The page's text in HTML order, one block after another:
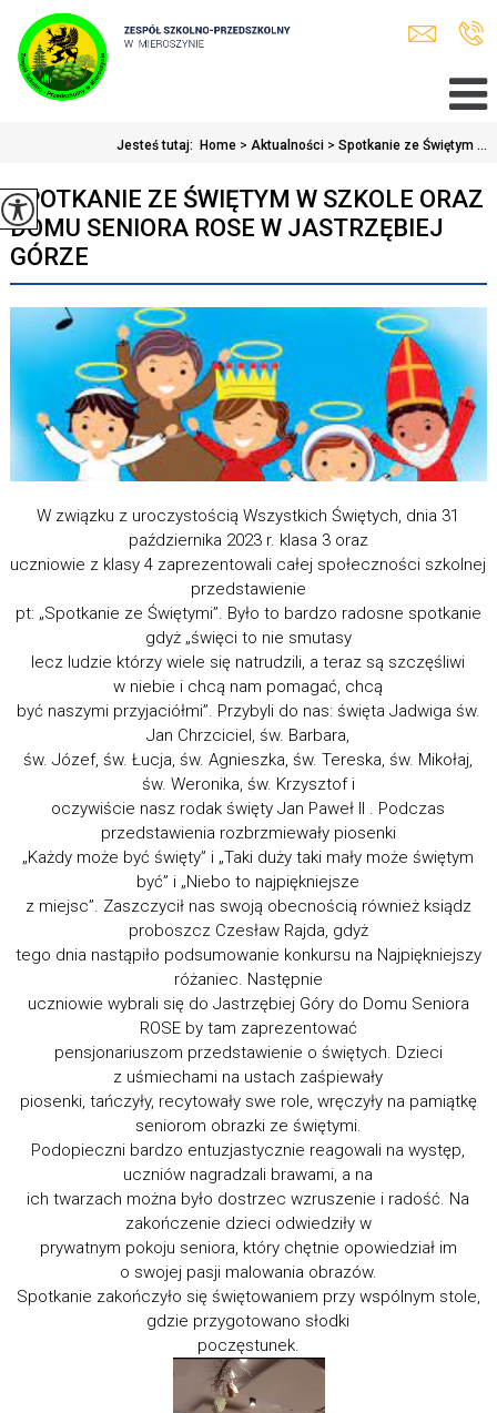
Jesteś tutaj: Home > Aktualności > Spotkanie ze Świętym ...
SPOTKANIE ZE ŚWIĘTYM W SZKOLE ORAZ
DOMU SENIORA ROSE W JASTRZĘBIEJ
GÓRZE
W związku z uroczystością Wszystkich Świętych, dnia 31
października 2023 r. klasa 3 oraz
uczniowie z klasy 4 zaprezentowali całej społeczności szkolnej
przedstawienie
pt: „Spotkanie ze Świętymi”. Było to bardzo radosne spotkanie
gdyż „święci to nie smutasy
lecz ludzie którzy wiele się natrudzili, a teraz są szczęśliwi
w niebie i chcą nam pomagać, chcą
być naszymi przyjaciółmi”. Przybyli do nas: święta Jadwiga św.
Jan Chrzciciel, św. Barbara,
św. Józef, św. Łucja, św. Agnieszka, św. Tereska, św. Mikołaj,
św. Weronika, św. Krzysztof i
oczywiście nasz rodak święty Jan Paweł II . Podczas
przedstawienia rozbrzmiewały piosenki
„Każdy może być święty” i „Taki duży taki mały może świętym
być” i „Niebo to najpiękniejsze
z miejsc”. Zaszczycił nas swoją obecnością również ksiądz
proboszcz Czesław Rajda, gdyż
tego dnia nastąpiło podsumowanie konkursu na Najpiękniejszy
różaniec. Następnie
uczniowie wybrali się do Jastrzębiej Góry do Domu Seniora
ROSE by tam zaprezentować
pensjonariuszom przedstawienie o świętych. Dzieci
z uśmiechami na ustach zaśpiewały
piosenki, tańczyły, recytowały swe role, wręczyły na pamiątkę
seniorom obrazki ze świętymi.
Podopieczni bardzo entuzjastycznie reagowali na występ,
uczniów nagradzali brawami, a na
ich twarzach można było dostrzec wzruszenie i radość. Na
zakończenie dzieci odwiedziły w
prywatnym pokoju seniora, który chętnie opowiedział im
o swojej pasji malowania obrazów.
Spotkanie zakończyło się świętowaniem przy wspólnym stole,
gdzie przygotowano słodki
poczęstunek.